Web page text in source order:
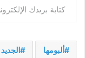
ألبومها الجديد